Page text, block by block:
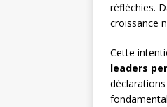
réfléchies.
croissance
Cette
leaders